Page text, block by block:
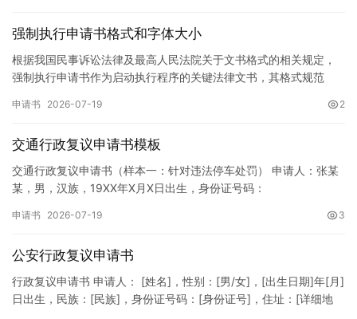
强制执行申请书格式和字体大小
根据我国民事诉讼法律及最高人民法院关于文书格式的相关规定，
强制执行申请书作为启动执行程序的关键法律文书，其格式规范
纸张与…
申请书 2026-07-19 2
交通行政复议申请书模板
交通行政复议申请书（样本一：针对违法停车处罚） 申请人：张某
某，男，汉族，19XX年X月X日出生，身份证号码：
申请书 2026-07-19 3
公安行政复议申请书
行政复议申请书 申请人： [姓名]，性别：[男/女]，[出生日期]年[月]
日出生，民族：[民族]，身份证号码：[身份证号]，住址：[详细地